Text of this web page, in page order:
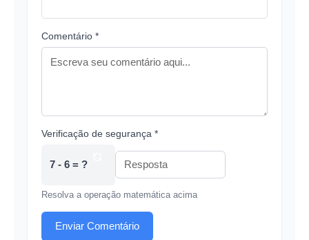
Comentário *
Verificação de segurança *
7 - 6 = ?
Resolva a operação matemática acima
Enviar Comentário